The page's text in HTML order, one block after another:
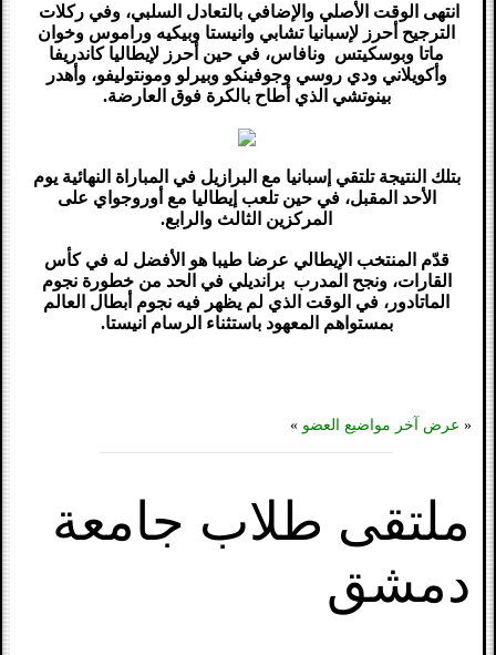
انتهى الوقت الأصلي والإضافي بالتعادل السلبي، وفي ركلات
الترجيح أحرز لإسبانيا تشابي وانيستا وبيكيه وراموس وخوان
ماتا وبوسكيتس ونافاس، في حين أحرز لإيطاليا كاندريفا
وأكويلاني ودي روسي وجوفينكو وبيرلو ومونتوليفو، وأهدر
بينوتشي الذي أطاح بالكرة فوق العارضة.
بتلك النتيجة تلتقي إسبانيا مع البرازيل في المباراة النهائية يوم
الأحد المقبل، في حين تلعب إيطاليا مع أوروجواي على
المركزين الثالث والرابع.
قدّم المنتخب الإيطالي عرضا طيبا هو الأفضل له في كأس
القارات، ونجح المدرب برانديلي في الحد من خطورة نجوم
الماتادور، في الوقت الذي لم يظهر فيه نجوم أبطال العالم
بمستواهم المعهود باستثناء الرسام انيستا.
« عرض آخر مواضيع العضو »
ملتقى طلاب جامعة
دمشق